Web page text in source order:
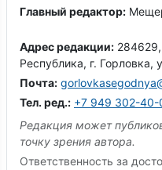
Главный редактор:
Адрес редакции:
Республика, г.
Почта:
Тел. ред.: +7 949 302-40-
Редакция может
точку зрения автора.
Ответственность за